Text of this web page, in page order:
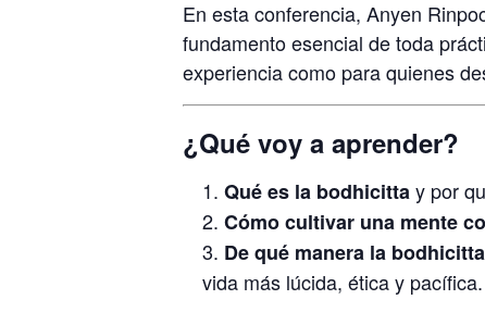
En esta conferencia, Anyen
fundamento esencial de toda
experiencia como para quienes
¿Qué voy a aprender?
Qué es la bodhicittay por
Cómo cultivar una mente
De qué manera la
vida más lúcida, ética y pacífica.